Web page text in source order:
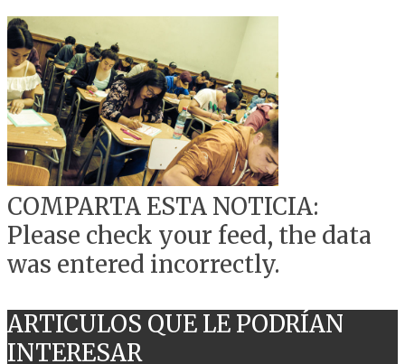
COMPARTA ESTA NOTICIA:
Please check your feed, the data
was entered incorrectly.
ARTICULOS QUE LE PODRÍAN
INTERESAR